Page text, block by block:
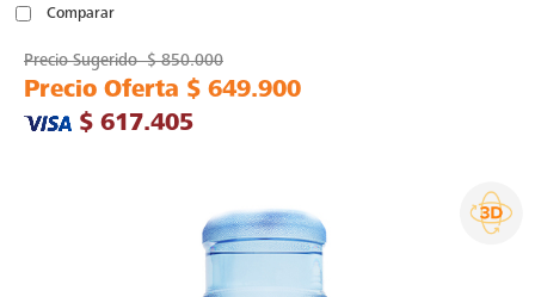
Comparar
Precio Sugerido$ 850.000
Precio Oferta $ 649.900
$ 617.405